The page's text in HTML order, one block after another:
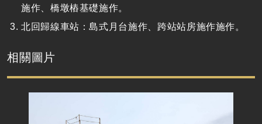
施作、橋墩樁基礎施作。
北回歸線車站：島式月台施作、跨站站房施作施作。
相關圖片